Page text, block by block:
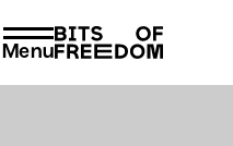
Menu
Search
for:
PRIVACY EN